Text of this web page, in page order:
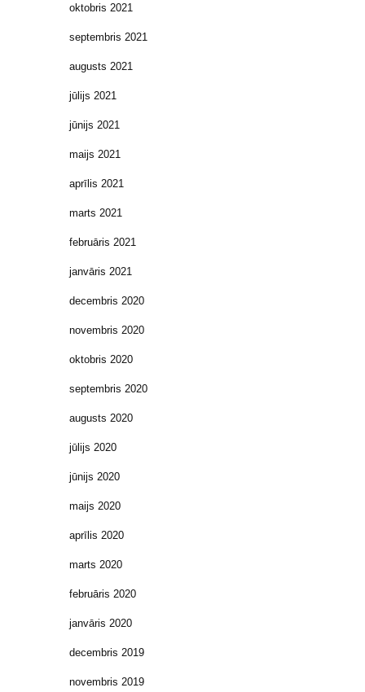
oktobris 2021
septembris 2021
augusts 2021
jūlijs 2021
jūnijs 2021
maijs 2021
aprīlis 2021
marts 2021
februāris 2021
janvāris 2021
decembris 2020
novembris 2020
oktobris 2020
septembris 2020
augusts 2020
jūlijs 2020
jūnijs 2020
maijs 2020
aprīlis 2020
marts 2020
februāris 2020
janvāris 2020
decembris 2019
novembris 2019